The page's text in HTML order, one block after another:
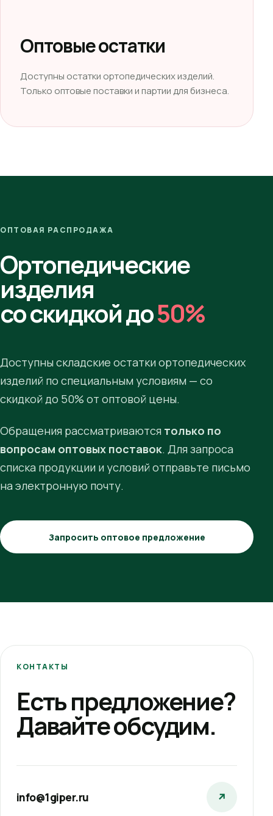
Оптовые остатки
Доступны остатки ортопедических изделий.
Только оптовые поставки и партии для бизнеса.
ОПТОВАЯ РАСПРОДАЖА
Ортопедические
изделия
со скидкой до50%
Доступны складские остатки ортопедических
изделий по специальным условиям — со
скидкой до 50% от оптовой цены.
Обращения рассматриваются только по
вопросам оптовых поставок. Для запроса
списка продукции и условий отправьте письмо
на электронную почту.
Запросить оптовое предложение
КОНТАКТЫ
Есть предложение?
Давайте обсудим.
info@1giper.ru ↗